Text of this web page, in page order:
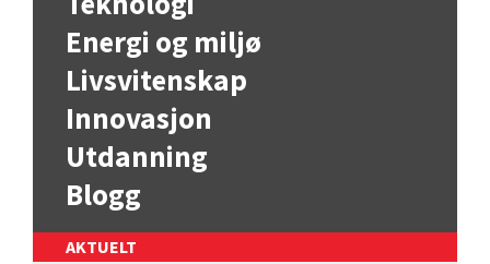
Energi og miljø
Livsvitenskap
Innovasjon
Utdanning
Blogg
AKTUELT